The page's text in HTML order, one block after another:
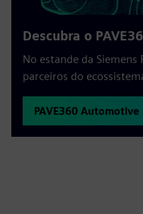
Descubra o
No estande da Siemens
parceiros do
PAVE360 Automotive